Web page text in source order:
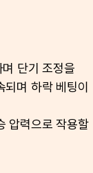
단기 조정을
며 하락 베팅이
압력으로 작용할